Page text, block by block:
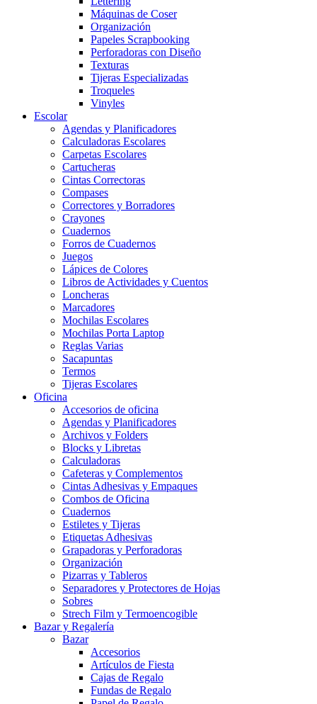
Máquinas de Coser
Organización
Papeles Scrapbooking
Perforadoras con Diseño
Texturas
Tijeras Especializadas
Troqueles
Vinyles
Escolar
Agendas y Planificadores
Calculadoras Escolares
Carpetas Escolares
Cartucheras
Cintas Correctoras
Compases
Correctores y Borradores
Crayones
Cuadernos
Forros de Cuadernos
Juegos
Lápices de Colores
Libros de Actividades y Cuentos
Loncheras
Marcadores
Mochilas Escolares
Mochilas Porta Laptop
Reglas Varias
Sacapuntas
Termos
Tijeras Escolares
Oficina
Accesorios de oficina
Agendas y Planificadores
Archivos y Folders
Blocks y Libretas
Calculadoras
Cafeteras y Complementos
Cintas Adhesivas y Empaques
Combos de Oficina
Cuadernos
Estiletes y Tijeras
Etiquetas Adhesivas
Grapadoras y Perforadoras
Organización
Pizarras y Tableros
Separadores y Protectores de Hojas
Sobres
Strech Film y Termoencogible
Bazar y Regalería
Bazar
Accesorios
Artículos de Fiesta
Cajas de Regalo
Fundas de Regalo